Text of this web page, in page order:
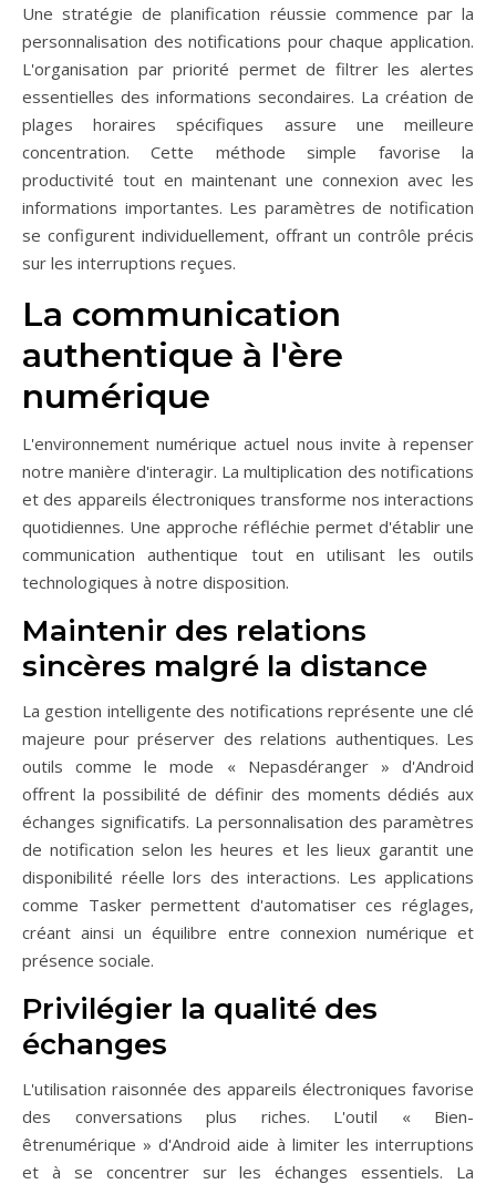
Une stratégie de planification réussie commence par la
personnalisation des notifications pour chaque application.
L'organisation par priorité permet de filtrer les alertes
essentielles des informations secondaires. La création de
plages horaires spécifiques assure une meilleure
concentration. Cette méthode simple favorise la
productivité tout en maintenant une connexion avec les
informations importantes. Les paramètres de notification
se configurent individuellement, offrant un contrôle précis
sur les interruptions reçues.
La communication
authentique à l'ère
numérique
L'environnement numérique actuel nous invite à repenser
notre manière d'interagir. La multiplication des notifications
et des appareils électroniques transforme nos interactions
quotidiennes. Une approche réfléchie permet d'établir une
communication authentique tout en utilisant les outils
technologiques à notre disposition.
Maintenir des relations
sincères malgré la distance
La gestion intelligente des notifications représente une clé
majeure pour préserver des relations authentiques. Les
outils comme le mode « Nepasdéranger » d'Android
offrent la possibilité de définir des moments dédiés aux
échanges significatifs. La personnalisation des paramètres
de notification selon les heures et les lieux garantit une
disponibilité réelle lors des interactions. Les applications
comme Tasker permettent d'automatiser ces réglages,
créant ainsi un équilibre entre connexion numérique et
présence sociale.
Privilégier la qualité des
échanges
L'utilisation raisonnée des appareils électroniques favorise
des conversations plus riches. L'outil « Bien-
êtrenumérique » d'Android aide à limiter les interruptions
et à se concentrer sur les échanges essentiels. La